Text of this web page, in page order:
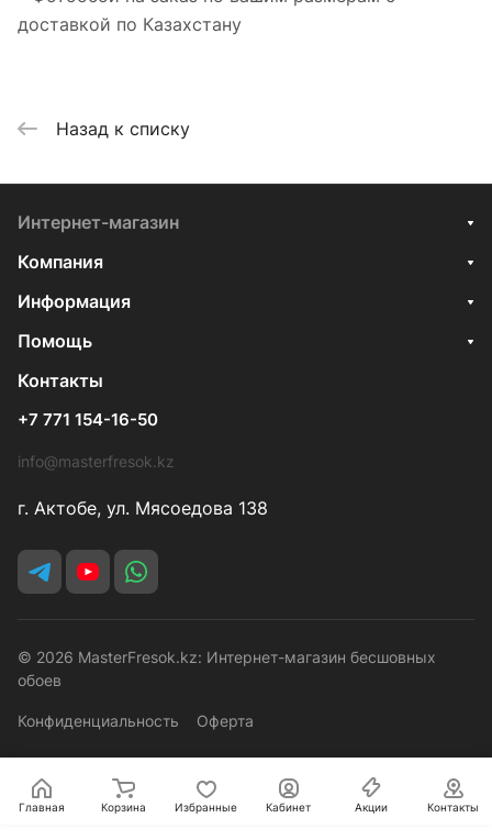
доставкой по Казахстану
Назад к списку
Интернет-магазин
Компания
Информация
Помощь
Контакты
+7 771 154-16-50
info@masterfresok.kz
г. Актобе, ул. Мясоедова 138
© 2026 MasterFresok.kz: Интернет-магазин бесшовных
обоев
Конфиденциальность Оферта
Главная Корзина Избранные Кабинет Акции Контакты